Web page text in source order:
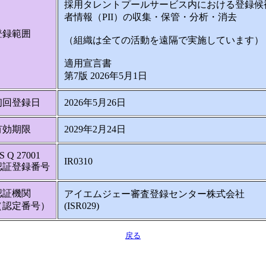
録範囲
採用タレントプールサービス内における登録候
者情報（PII）の収集・保管・分析・消去
（組織は全ての活動を遠隔で実施しています）
適用宣言書
第7版 2026年5月1日
回登録日 2026年5月26日
効期限 2029年2月24日
Q 27001
証登録番号
IR0310
証機関
定番号）
アイエムジェー審査登録センター株式会社
(ISR029)
戻る